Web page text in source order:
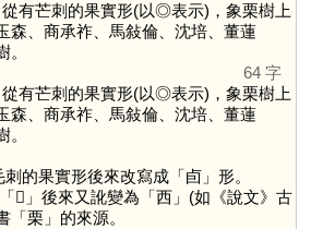
有芒刺的果實形(以◎表示)，象栗樹上
森、商承祚、馬敍倫、沈培、董蓮
64 字
有芒刺的果實形(以◎表示)，象栗樹上
森、商承祚、馬敍倫、沈培、董蓮
的果實形後來改寫成「卣」形。
𠧪 」後來又訛變為「西」(如《說文》古
「栗 」的來源。